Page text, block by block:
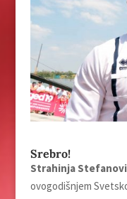
Srebro!
Strahinja
ovogodišnjem